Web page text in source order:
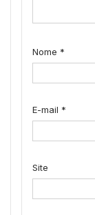
Nome *
E-mail *
Site